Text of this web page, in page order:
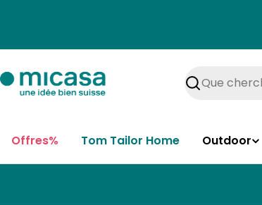
Rechercher
Offres% Tom Tailor Home Outdoor